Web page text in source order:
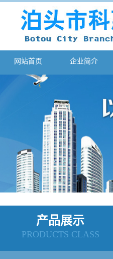
网站首页 企业简介
产品展示
PRODUCTS CLASS